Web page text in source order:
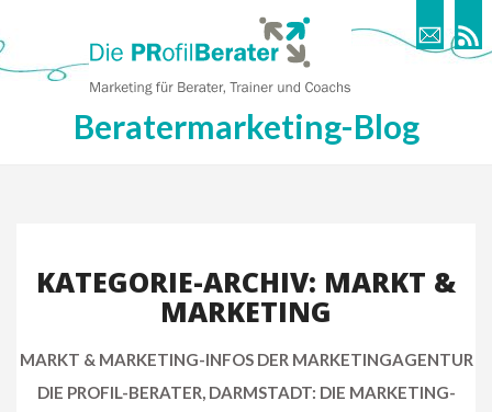
Beratermarketing-Blog
KATEGORIE-ARCHIV: MARKT &
MARKETING
MARKT & MARKETING-INFOS DER MARKETINGAGENTUR
DIE PROFIL-BERATER, DARMSTADT: DIE MARKETING-